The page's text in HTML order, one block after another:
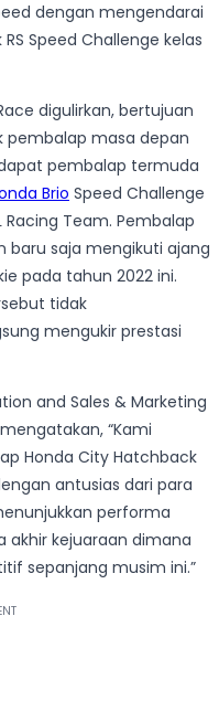
dengan mengendarai
Speed Challenge kelas
digulirkan, bertujuan
masa depan
pembalap termuda
Brio Speed Challenge
Racing Team. Pembalap
baru saja mengikuti ajang
pada tahun 2022 ini.
tidak
mengukir prestasi
and Sales & Marketing
“Kami
Honda City Hatchback
antusias dari para
performa
akhir kejuaraan dimana
sepanjang musim ini.”